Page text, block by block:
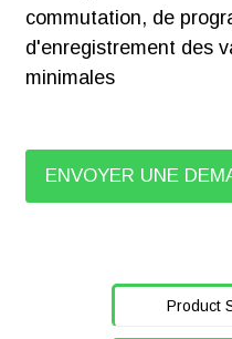
commutation, de
d'enregistrement des
minimales
ENVOYER UNE
Product